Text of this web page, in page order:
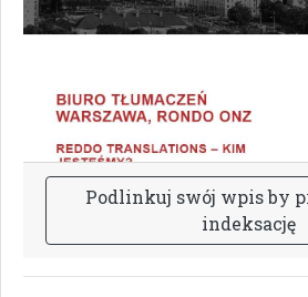
Podlinkuj swój wpisby p
indeksację